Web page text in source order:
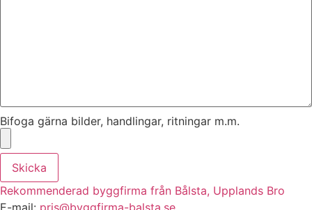
Bifoga gärna bilder, handlingar, ritningar m.m.
Skicka
Rekommenderad byggfirma från Bålsta, Upplands Bro